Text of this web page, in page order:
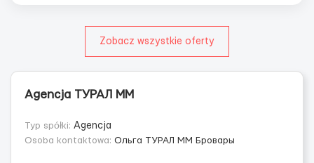
Zobacz wszystkie oferty
Agencja ТУРАЛ ММ
Typ spółki: Agencja
Osoba kontaktowa: Ольга ТУРАЛ ММ Бровары